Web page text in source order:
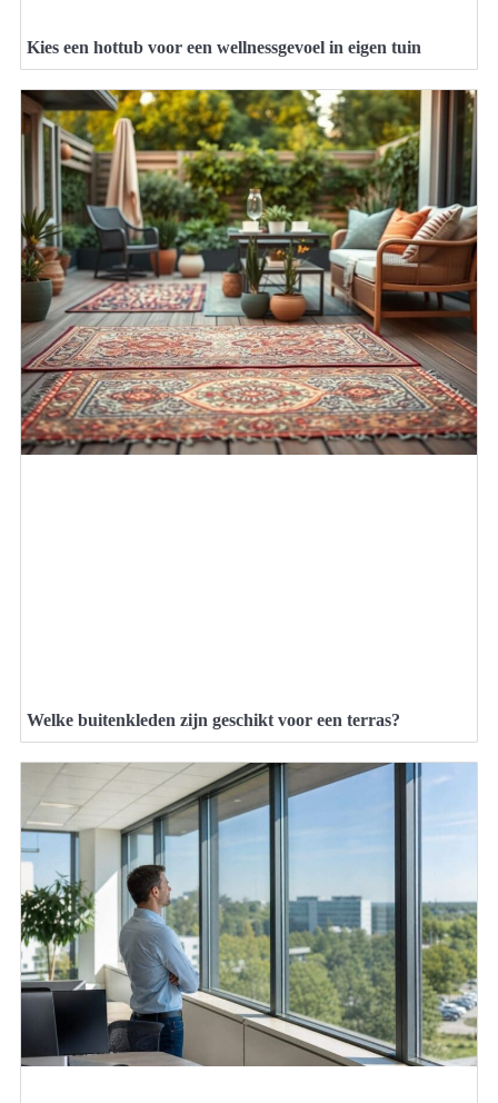
Kies een hottub voor een wellnessgevoel in eigen tuin
Welke buitenkleden zijn geschikt voor een terras?